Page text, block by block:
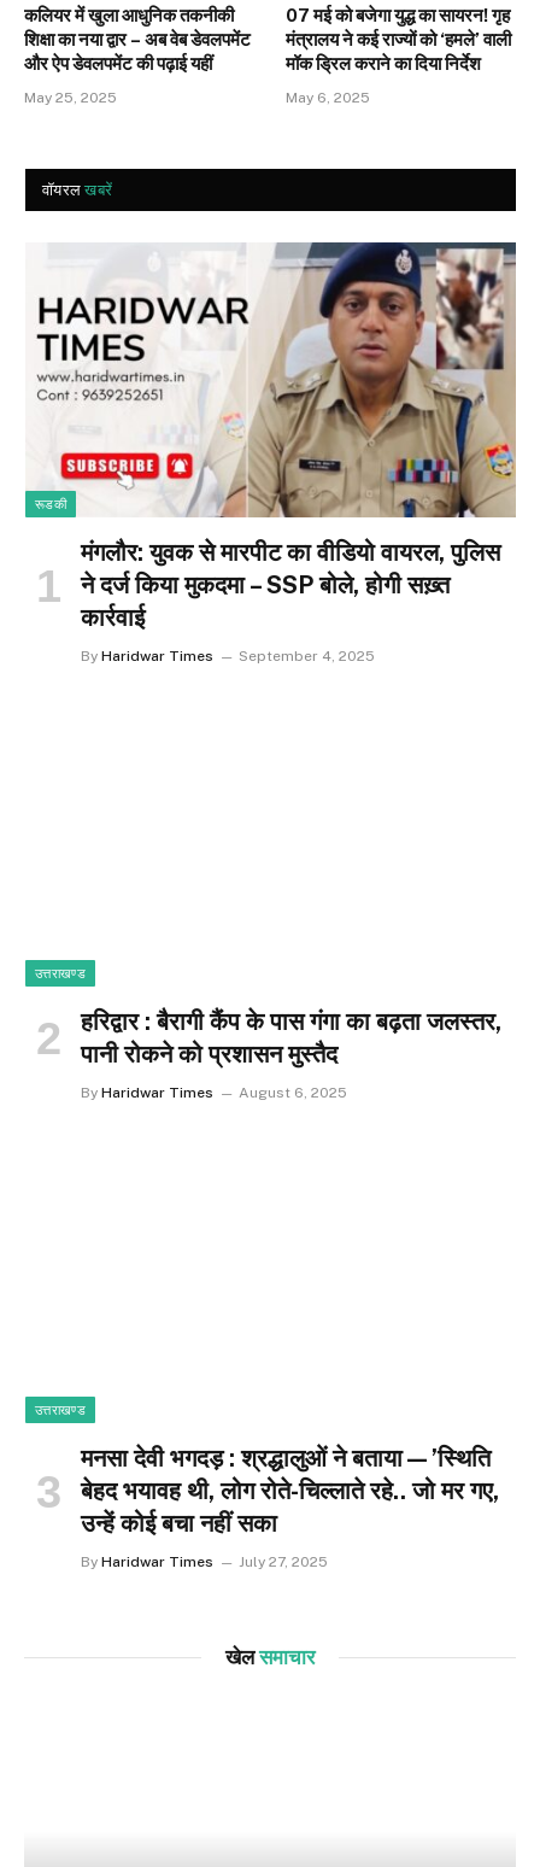
कलियर में खुला आधुनिक तकनीकी
शिक्षा का नया द्वार – अब वेब डेवलपमेंट
और ऐप डेवलपमेंट की पढ़ाई यहीं
May 25, 2025
07 मई को बजेगा युद्ध का सायरन! गृह
मंत्रालय ने कई राज्यों को ‘हमले’ वाली
मॉक ड्रिल कराने का दिया निर्देश
May 6, 2025
वॉयरलखबरें
रूडकी
मंगलौर: युवक से मारपीट का वीडियो वायरल, पुलिस
ने दर्ज किया मुकदमा – SSP बोले, होगी सख़्त
कार्रवाई
By Haridwar Times September 4, 2025
उत्तराखण्ड
हरिद्वार : बैरागी कैंप के पास गंगा का बढ़ता जलस्तर,
पानी रोकने को प्रशासन मुस्तैद
By Haridwar Times August 6, 2025
उत्तराखण्ड
मनसा देवी भगदड़ : श्रद्धालुओं ने बताया—’स्थिति
बेहद भयावह थी, लोग रोते-चिल्लाते रहे.. जो मर गए,
उन्हें कोई बचा नहीं सका
By Haridwar Times July 27, 2025
खेलसमाचार